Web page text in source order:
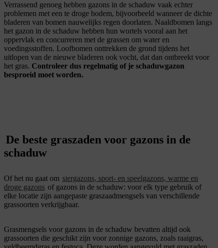
Verrassend genoeg hebben gazons in de schaduw vaak echter
problemen met een te droge bodem, bijvoorbeeld wanneer de dichte
bladeren van bomen nauwelijks regen doorlaten. Naaldbomen langs
het gazon in de schaduw hebben hun wortels vooral aan het
oppervlak en concurreren met de grassen om water en
voedingsstoffen. Loofbomen onttrekken de grond tijdens het
uitlopen van de nieuwe bladeren ook vocht, dat dan ontbreekt voor
het gras. Controleer dus regelmatig of je schaduwgazon
besproeid moet worden.
De beste graszaden voor gazons in de
schaduw
Of het nu gaat om siergazons, sport- en speelgazons, warme en
droge gazons of gazons in de schaduw: voor elk type gebruik of
elke locatie zijn aangepaste graszaadmengsels van verschillende
grassoorten verkrijgbaar.
Grasmengsels voor gazons in de schaduw bevatten altijd ook
grassoorten die geschikt zijn voor zonnige gazons, zoals raaigras,